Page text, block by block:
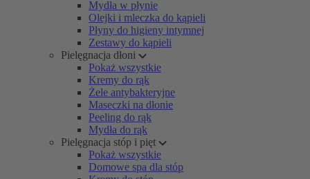
Mydła w płynie
Olejki i mleczka do kąpieli
Płyny do higieny intymnej
Zestawy do kąpieli
Pielęgnacja dłoni
Pokaż wszystkie
Kremy do rąk
Żele antybakteryjne
Maseczki na dłonie
Peeling do rąk
Mydła do rąk
Pielęgnacja stóp i pięt
Pokaż wszystkie
Domowe spa dla stóp